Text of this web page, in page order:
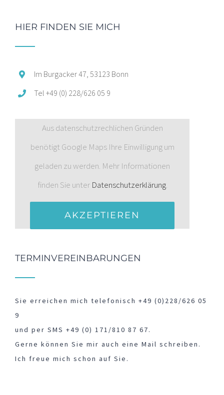
HIER FINDEN SIE MICH
Im Burgacker 47, 53123 Bonn
Tel +49 (0) 228/626 05 9
Aus datenschutzrechlichen Gründen
benötigt Google Maps Ihre Einwilligung um
geladen zu werden. Mehr Informationen
finden Sie unter Datenschutzerklärung.
AKZEPTIEREN
TERMINVEREINBARUNGEN
Sie erreichen mich telefonisch +49 (0)228/626 05
9
und per SMS +49 (0) 171/810 87 67.
Gerne können Sie mir auch eine Mail schreiben.
Ich freue mich schon auf Sie.